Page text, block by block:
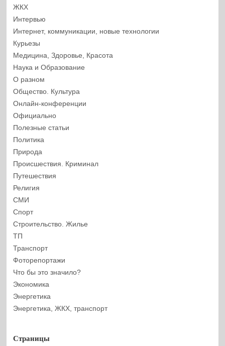
ЖКХ
Интервью
Интернет, коммуникации, новые технологии
Курьезы
Медицина, Здоровье, Красота
Наука и Образование
О разном
Общество. Культура
Онлайн-конференции
Официально
Полезные статьи
Политика
Природа
Происшествия. Криминал
Путешествия
Религия
СМИ
Спорт
Строительство. Жилье
ТП
Транспорт
Фоторепортажи
Что бы это значило?
Экономика
Энергетика
Энергетика, ЖКХ, транспорт
Страницы